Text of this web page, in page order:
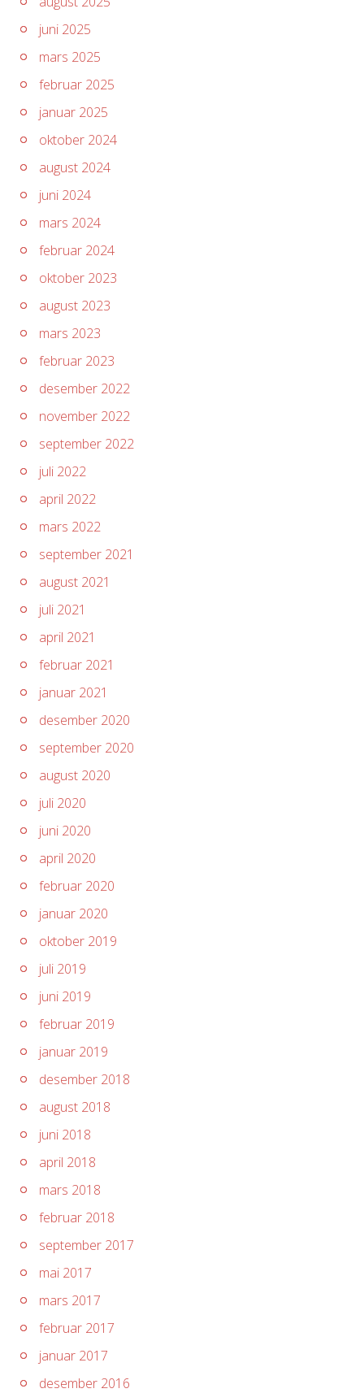
juni 2025
mars 2025
februar 2025
januar 2025
oktober 2024
august 2024
juni 2024
mars 2024
februar 2024
oktober 2023
august 2023
mars 2023
februar 2023
desember 2022
november 2022
september 2022
juli 2022
april 2022
mars 2022
september 2021
august 2021
juli 2021
april 2021
februar 2021
januar 2021
desember 2020
september 2020
august 2020
juli 2020
juni 2020
april 2020
februar 2020
januar 2020
oktober 2019
juli 2019
juni 2019
februar 2019
januar 2019
desember 2018
august 2018
juni 2018
april 2018
mars 2018
februar 2018
september 2017
mai 2017
mars 2017
februar 2017
januar 2017
desember 2016